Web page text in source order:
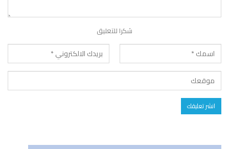
شكرا للتعليق